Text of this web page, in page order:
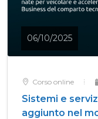
06/10/2025
Corso online
Sistemi e
aggiunto nel